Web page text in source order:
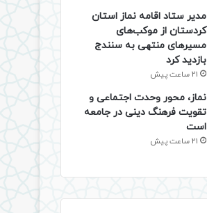
مدیر ستاد اقامه نماز استان
کردستان از موکب‌های
مسیرهای منتهی به سنندج
بازدید کرد
21 ساعت پیش
نماز، محور وحدت اجتماعی و
تقویت فرهنگ دینی در جامعه
است
21 ساعت پیش